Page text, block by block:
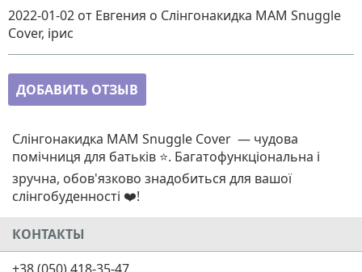
2022-01-02 от Евгения о Слінгонакидка MАM Snuggle
Cover, ірис
ДОБАВИТЬ ОТЗЫВ
Слінгонакидка MАM Snuggle Cover — чудова
помічниця для батьків ⭐. Багатофункціональна і
зручна, обов'язково знадобиться для вашої
слінгобуденності ❤️!
КОНТАКТЫ